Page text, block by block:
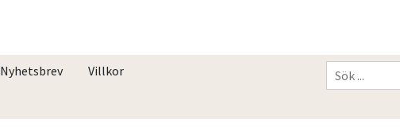
Nyhetsbrev Villkor